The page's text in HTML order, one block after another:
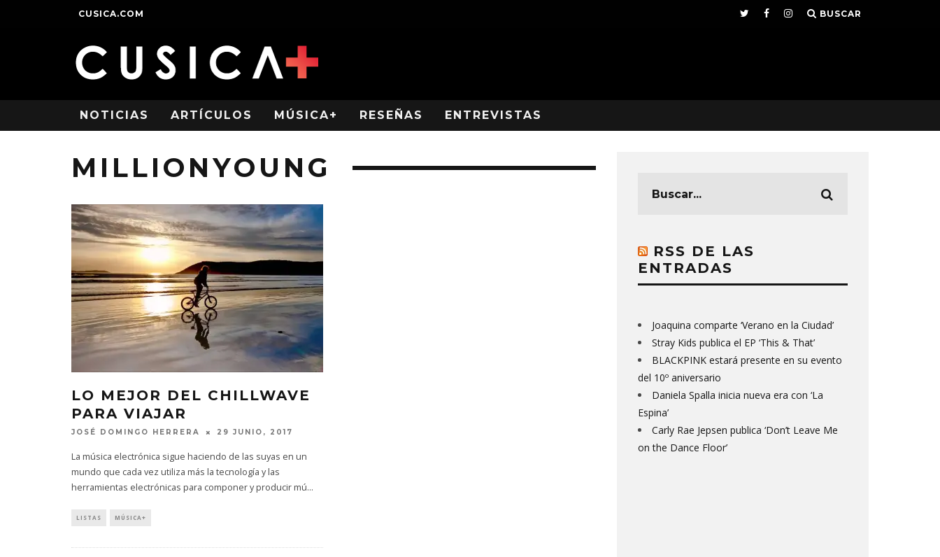
CUSICA.COM BUSCAR
NOTICIAS ARTÍCULOS MÚSICA+ RESEÑAS ENTREVISTAS
MILLIONYOUNG
LO MEJOR DEL CHILLWAVE
PARA VIAJAR
JOSÉ DOMINGO HERRERA 29 JUNIO, 2017
La música electrónica sigue haciendo de las suyas en un
mundo que cada vez utiliza más la tecnología y las
herramientas electrónicas para componer y producir mú...
LISTAS MÚSICA+
RSS DE LAS
ENTRADAS
Joaquina comparte ‘Verano en la Ciudad’
Stray Kids publica el EP ‘This & That’
BLACKPINK estará presente en su evento
del 10º aniversario
Daniela Spalla inicia nueva era con ‘La
Espina’
Carly Rae Jepsen publica ‘Don’t Leave Me
on the Dance Floor’